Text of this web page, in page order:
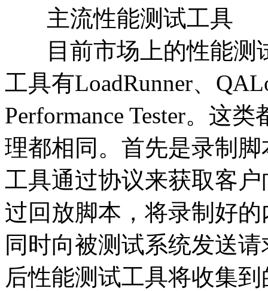
主流性能测试工具
目前市场上的性能测
工具有LoadRunner、
Performance Tester。这
理都相同。首先是录制
工具通过协议来获取客
过回放脚本，将录制好
同时向被测试系统发送
后性能测试工具将收集